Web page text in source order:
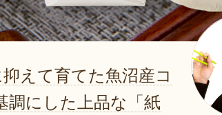
えて育てた魚沼産コ
調にした上品な「紙